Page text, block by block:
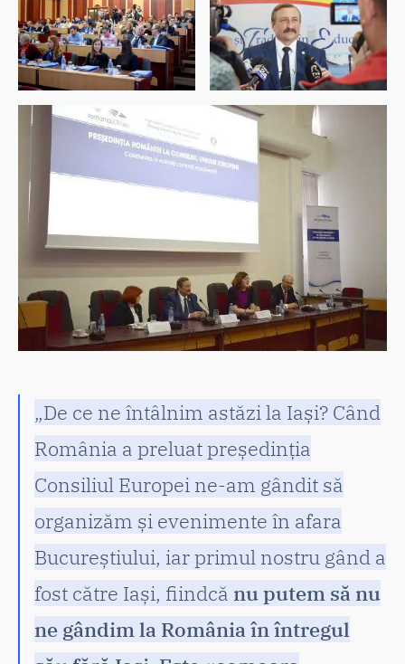
„De ce ne întâlnim astăzi la Iași? Când
România a preluat președinția
Consiliul Europei ne-am gândit să
organizăm și evenimente în afara
Bucureștiului, iar primul nostru gând a
fost către Iași, fiindcă nu putem să nu
ne gândim la România în întregul